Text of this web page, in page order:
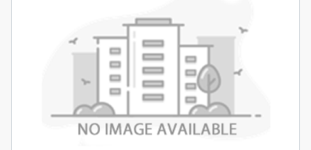
Modern Renovated Unit Near Marina Metro Station
95,000 درهم
سرير
1
حمام
1
المنطقة (متر
70.03
المعروض الشيكات